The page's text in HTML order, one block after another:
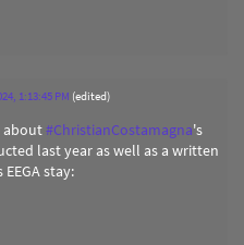
1:13:45 PM (edited)
about#ChristianCostamagna's
last year as well as a written
stay: